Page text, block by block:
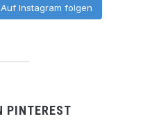
Auf Instagram folgen
PINTEREST